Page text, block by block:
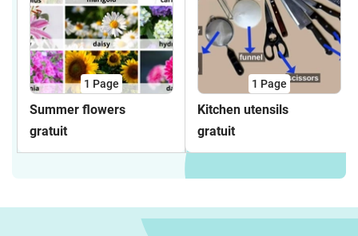
1 Page
Summer flowers
gratuit
1 Page
Kitchen utensils
gratuit